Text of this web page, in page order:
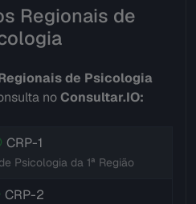
Regionais de
de Psicologia
noConsultar.IO:
CRP-1
Psicologia da 1ª Região
CRP-2